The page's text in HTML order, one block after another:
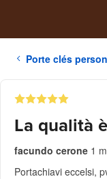
Porte clés
La qualità
facundo cerone 1
Portachiavi eccelsi,